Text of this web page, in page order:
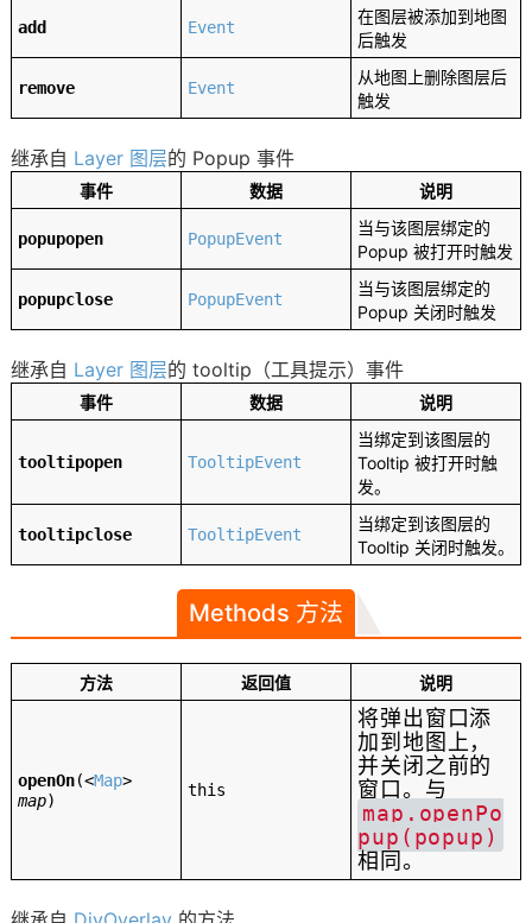
add Event
在图层被添加到地图
后触发
remove Event
从地图上删除图层后
触发
继承自 Layer 图层的 Popup 事件
事件 数据 说明
popupopen PopupEvent
当与该图层绑定的
Popup 被打开时触发
popupclose PopupEvent
当与该图层绑定的
Popup 关闭时触发
继承自 Layer 图层的 tooltip（工具提示）事件
事件 数据 说明
tooltipopen TooltipEvent
当绑定到该图层的
Tooltip 被打开时触
发。
tooltipclose TooltipEvent
当绑定到该图层的
Tooltip 关闭时触发。
Methods 方法
方法 返回值 说明
openOn(<Map>
map)
this
将弹出窗口添
加到地图上，
并关闭之前的
窗口。与
map.openPo
pup(popup)
相同。